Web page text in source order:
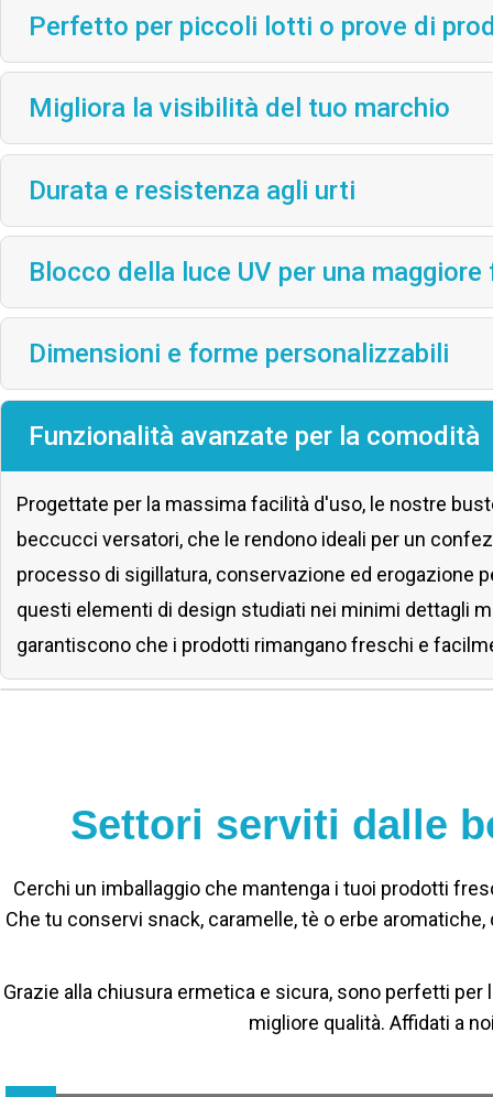
Perfetto per piccoli lotti o prove di
Migliora la visibilità del tuo marchio
Durata e resistenza agli urti
Blocco della luce UV per una
Dimensioni e forme personalizzabili
Funzionalità avanzate per la comodità
Progettate per la massima facilità d'uso, le nostre
beccucci versatori, che le rendono ideali per un
processo di sigillatura, conservazione ed erogazione
questi elementi di design studiati nei minimi dettagli
garantiscono che i prodotti rimangano freschi e
Settori serviti dalle
Cerchi un imballaggio che mantenga i tuoi prodotti
Che tu conservi snack, caramelle, tè o erbe
Grazie alla chiusura ermetica e sicura, sono perfetti
migliore qualità. Affidati a